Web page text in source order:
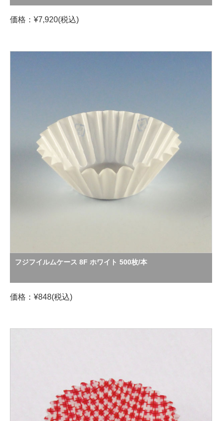
価格：¥7,920(税込)
フジフイルムケース 8F ホワイト 500枚/本
価格：¥848(税込)